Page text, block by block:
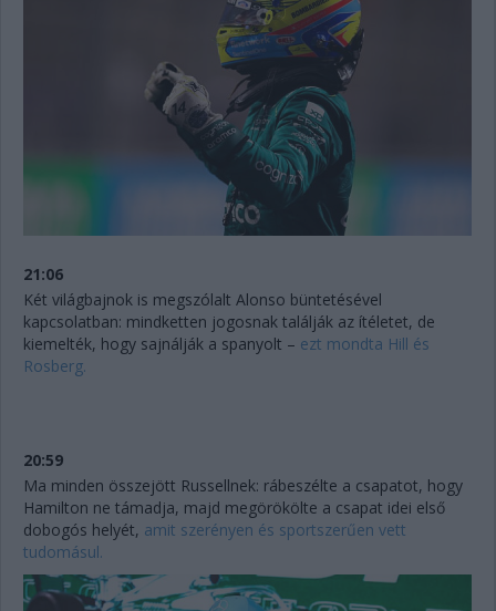
21:06
Két világbajnok is megszólalt Alonso büntetésével
kapcsolatban: mindketten jogosnak találják az ítéletet, de
kiemelték, hogy sajnálják a spanyolt – ezt mondta Hill és
Rosberg.
20:59
Ma minden összejött Russellnek: rábeszélte a csapatot, hogy
Hamilton ne támadja, majd megörökölte a csapat idei első
dobogós helyét, amit szerényen és sportszerűen vett
tudomásul.